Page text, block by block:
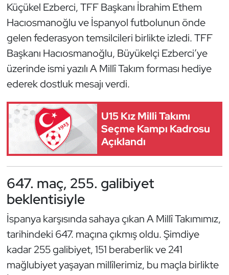
Küçükel Ezberci, TFF Başkanı İbrahim Ethem
Hacıosmanoğlu ve İspanyol futbolunun önde
gelen federasyon temsilcileri birlikte izledi. TFF
Başkanı Hacıosmanoğlu, Büyükelçi Ezberci’ye
üzerinde ismi yazılı A Millî Takım forması hediye
ederek dostluk mesajı verdi.
U15 Kız Milli Takımı
Seçme Kampı Kadrosu
Açıklandı
647. maç, 255. galibiyet
beklentisiyle
İspanya karşısında sahaya çıkan A Millî Takımımız,
tarihindeki 647. maçına çıkmış oldu. Şimdiye
kadar 255 galibiyet, 151 beraberlik ve 241
mağlubiyet yaşayan millîlerimiz, bu maçla birlikte
Tekvando
Tenis
Triatlon
Vücut Geliştirme Fitness
Wushu Kungfu
Yüzme